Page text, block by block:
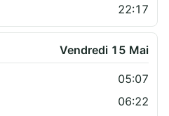
22:17
Vendredi 15 Mai
05:07
06:22